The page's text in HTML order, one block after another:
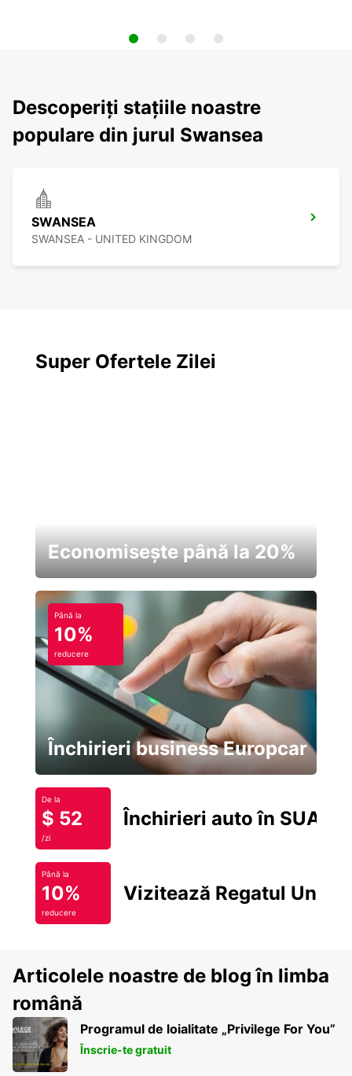
Descoperiți stațiile noastre
populare din jurul Swansea
SWANSEA
SWANSEA - UNITED KINGDOM
Super Ofertele Zilei
Economisește până la 20%
Până la
10%
reducere
Închirieri business Europcar
De la
$ 52
/zi
Închirieri auto în SUA
Până la
10%
reducere
Vizitează Regatul Unit
Articolele noastre de blog în limba
română
Programul de loialitate „Privilege For You”
Înscrie-te gratuit